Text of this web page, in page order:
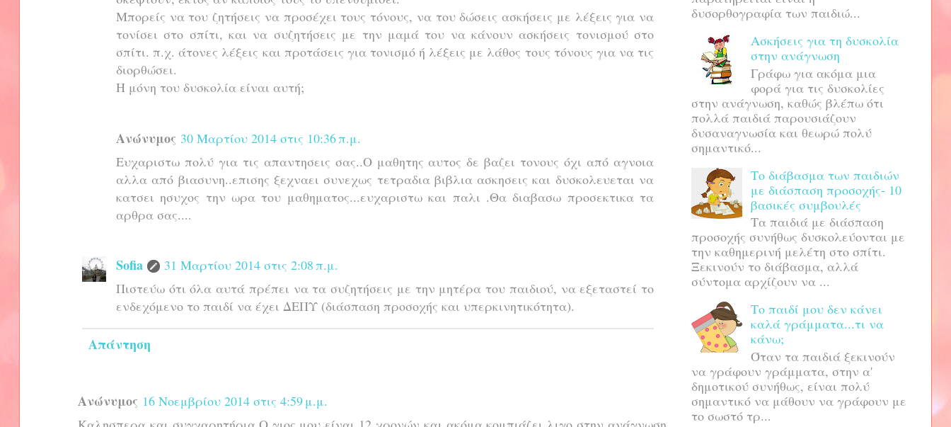
Μπορείς να του ζητήσεις να προσέχει τους τόνους, να του δώσεις ασκήσεις με λέξεις για να
τονίσει στο σπίτι, και να συζητήσεις με την μαμά του να κάνουν ασκήσεις τονισμού στο
σπίτι. π.χ. άτονες λέξεις και προτάσεις για τονισμό ή λέξεις με λάθος τους τόνους για να τις
διορθώσει.
Η μόνη του δυσκολία είναι αυτή;
Ανώνυμος 30 Μαρτίου 2014 στις 10:36 π.μ.
Ευχαριστω πολύ για τις απαντησεις σας..Ο μαθητης αυτος δε βαζει τονους όχι από αγνοια
αλλα από βιασυνη..επισης ξεχναει συνεχως τετραδια βιβλια ασκησεις και δυσκολευεται να
κατσει ησυχος την ωρα του μαθηματος...ευχαριστω και παλι .Θα διαβασω προσεκτικα τα
αρθρα σας....
Sofia
31 Μαρτίου 2014 στις 2:08 π.μ.
Πιστεύω ότι όλα αυτά πρέπει να τα συζητήσεις με την μητέρα του παιδιού, να εξεταστεί το
ενδεχόμενο το παιδί να έχει ΔΕΠΥ (διάσπαση προσοχής και υπερκινητικότητα).
Απάντηση
Ανώνυμος 16 Νοεμβρίου 2014 στις 4:59 μ.μ.
δυσορθογραφία των παιδιώ...
Ασκήσεις για τη δυσκολία
στην ανάγνωση
Γράφω για ακόμα μια
φορά για τις δυσκολίες
στην ανάγνωση, καθώς βλέπω ότι
πολλά παιδιά παρουσιάζουν
δυσαναγνωσία και θεωρώ πολύ
σημαντικό...
Το διάβασμα των παιδιών
με διάσπαση προσοχής- 10
βασικές συμβουλές
Τα παιδιά με διάσπαση
προσοχής συνήθως δυσκολεύονται με
την καθημερινή μελέτη στο σπίτι.
Ξεκινούν το διάβασμα, αλλά
σύντομα αρχίζουν να ...
Το παιδί μου δεν κάνει
καλά γράμματα...τι να
κάνω;
Όταν τα παιδιά ξεκινούν
να γράφουν γράμματα, στην α'
δημοτικού συνήθως, είναι πολύ
σημαντικό να μάθουν να γράφουν με
το σωστό τρ...